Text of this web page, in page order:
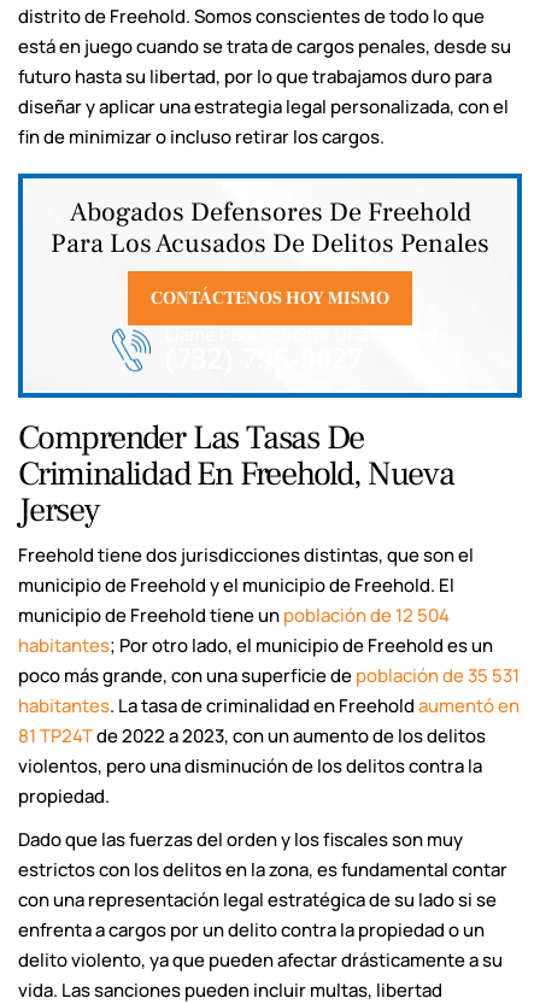
distrito de Freehold. Somos conscientes de todo lo que
está en juego cuando se trata de cargos penales, desde su
futuro hasta su libertad, por lo que trabajamos duro para
diseñar y aplicar una estrategia legal personalizada, con el
fin de minimizar o incluso retirar los cargos.
Abogados Defensores De Freehold
Para Los Acusados De Delitos Penales
CONTÁCTENOS HOY MISMO
Llame Para Solicitar Una Consulta
Comprender Las Tasas De
Criminalidad En Freehold, Nueva
Jersey
Freehold tiene dos jurisdicciones distintas, que son el
municipio de Freehold y el municipio de Freehold. El
municipio de Freehold tiene unpoblación de 12 504
habitantes; Por otro lado, el municipio de Freehold es un
poco más grande, con una superficie depoblación de 35 531
habitantes. La tasa de criminalidad en Freeholdaumentó en
81 TP24Tde 2022 a 2023, con un aumento de los delitos
violentos, pero una disminución de los delitos contra la
propiedad.
Dado que las fuerzas del orden y los fiscales son muy
estrictos con los delitos en la zona, es fundamental contar
con una representación legal estratégica de su lado si se
enfrenta a cargos por un delito contra la propiedad o un
delito violento, ya que pueden afectar drásticamente a su
vida. Las sanciones pueden incluir multas, libertad